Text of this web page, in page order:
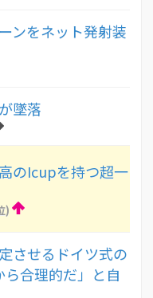
ンをネット発射装
墜落
のIcupを持つ超一
)
させるドイツ式の
合理的だ」と自